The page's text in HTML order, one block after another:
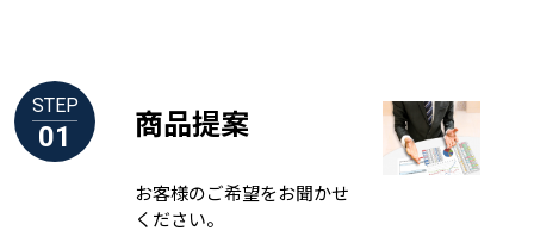
STEP
01 商品提案
お客様のご希望をお聞かせ
ください。